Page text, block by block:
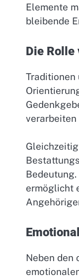
Elemente
bleibende
Die
Traditionen
verarbeiten
ermöglicht
Neben den